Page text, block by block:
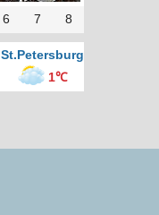
6 7 8
St.Petersburg
1℃